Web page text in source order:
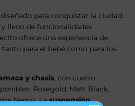
para conquistar la ciudad.
lleno de funcionalidades
ofrece una experiencia de
para el bebé como para los
y chasis, con cuatro
Rosegold, Matt Black,
Negro. Lasuspensión